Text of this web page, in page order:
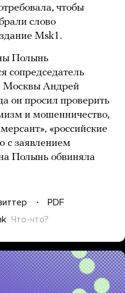
чтобы
слово
Msk1.
Полынь
сопредседатель
Москвы Андрей
он просил проверить
и мошенничество,
«российские
с заявлением
Полынь обвиняла
PDF
Что-что?